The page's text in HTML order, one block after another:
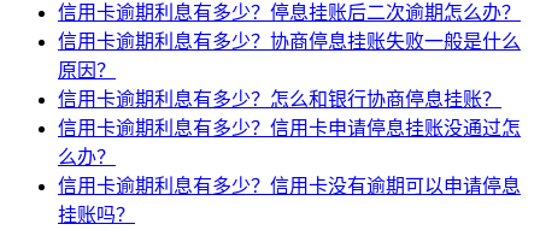
信用卡逾期利息有多少？停息挂账后二次逾期怎么办？
信用卡逾期利息有多少？协商停息挂账失败一般是什么
原因？
信用卡逾期利息有多少？怎么和银行协商停息挂账？
信用卡逾期利息有多少？信用卡申请停息挂账没通过怎
么办？
信用卡逾期利息有多少？信用卡没有逾期可以申请停息
挂账吗？